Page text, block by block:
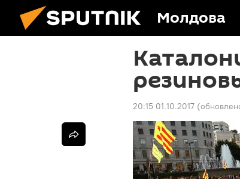
Молдова
20:15 01.10.2017